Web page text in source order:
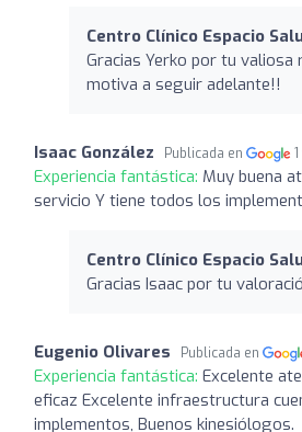
Centro Clínico Espacio
Gracias Yerko por tu valiosa
motiva a seguir adelante!!
Isaac González Publicada en
Experiencia fantástica: Muy buena
servicio Y tiene todos los
Centro Clínico Espacio
Gracias Isaac por tu
Eugenio Olivares Publicada en
Experiencia fantástica: Excelente
eficaz Excelente infraestructura
implementos, Buenos kinesiólogos.